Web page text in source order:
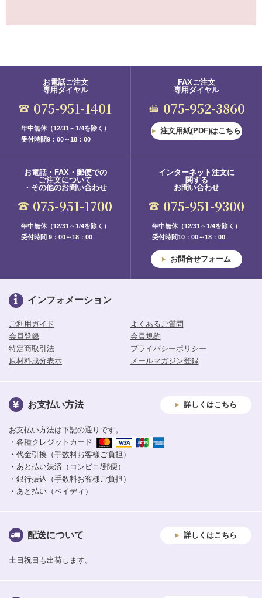
お電話ご注文
専用ダイヤル
075-951-1401
年中無休（12/31～1/4を除く）
受付時間9：00～18：00
FAXご注文
専用ダイヤル
075-952-3860
注文用紙(PDF)はこちら
お電話・FAX・郵便での
ご注文について
・その他のお問い合わせ
075-951-1700
年中無休（12/31～1/4を除く）
受付時間 9：00～18：00
インターネット注文に
関する
お問い合わせ
075-951-9300
年中無休（12/31～1/4を除く）
受付時間10：00～18：00
お問合せフォーム
インフォメーション
ご利用ガイド
よくあるご質問
会員登録
会員規約
特定商取引法
プライバシーポリシー
原材料成分表示
メールマガジン登録
お支払い方法 詳しくはこちら
お支払い方法は下記の通りです。
・各種クレジットカード
・代金引換（手数料お客様ご負担）
・あと払い決済（コンビニ/郵便）
・銀行振込（手数料お客様ご負担）
・あと払い（ペイディ）
配送について 詳しくはこちら
土日祝日も出荷します。